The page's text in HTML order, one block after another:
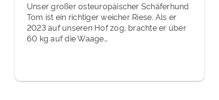
Unser großer osteuropäischer Schäferhund
Tom ist ein richtiger weicher Riese. Als er
2023 auf unseren Hof zog, brachte er über
60 kg auf die Waage…